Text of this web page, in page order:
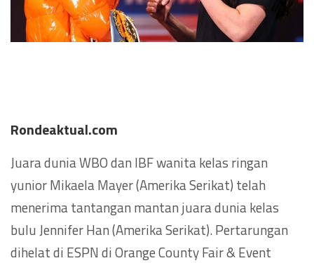
Rondeaktual.com
Juara dunia WBO dan IBF wanita kelas ringan
yunior Mikaela Mayer (Amerika Serikat) telah
menerima tantangan mantan juara dunia kelas
bulu Jennifer Han (Amerika Serikat). Pertarungan
dihelat di ESPN di Orange County Fair & Event